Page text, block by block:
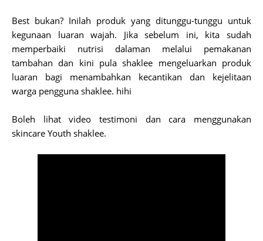
Best bukan? Inilah produk yang ditunggu-tunggu untuk
kegunaan luaran wajah. Jika sebelum ini, kita sudah
memperbaiki nutrisi dalaman melalui pemakanan
tambahan dan kini pula shaklee mengeluarkan produk
luaran bagi menambahkan kecantikan dan kejelitaan
warga pengguna shaklee. hihi
Boleh lihat video testimoni dan cara menggunakan
skincare Youth shaklee.